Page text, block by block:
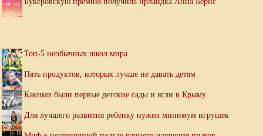
Топ-5 необычных школ мира
Пять продуктов, которых лучше не давать детям
Какими были первые детские сады и ясли в Крыму
Для лучшего развития ребенку нужен минимум игрушек